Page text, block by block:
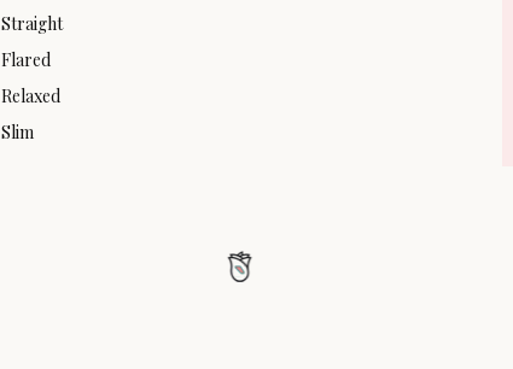
Straight
Flared
Relaxed
Slim